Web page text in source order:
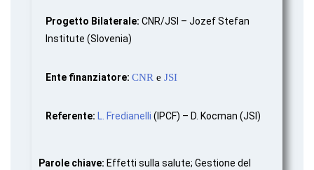
Progetto Bilaterale: CNR/JSI – Jozef Stefan
Institute (Slovenia)
Ente finanziatore: CNR e JSI
Referente: L. Fredianelli (IPCF) – D. Kocman (JSI)
Parole chiave: Effetti sulla salute; Gestione del